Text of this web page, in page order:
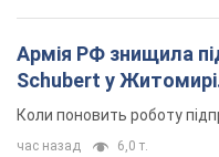
Армія РФ знищила
Schubert у
Коли поновить роботу
час назад 6,0 т.